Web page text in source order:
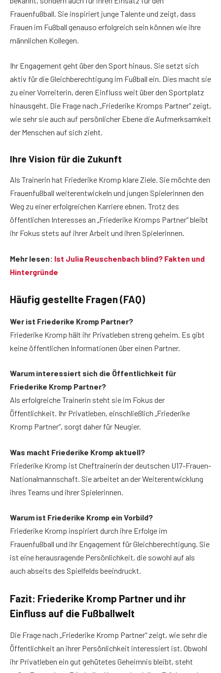
Frauenfußball. Sie inspiriert junge Talente und zeigt, dass
Frauen im Fußball genauso erfolgreich sein können wie ihre
männlichen Kollegen.
Ihr Engagement geht über den Sport hinaus. Sie setzt sich
aktiv für die Gleichberechtigung im Fußball ein. Dies macht sie
zu einer Vorreiterin, deren Einfluss weit über den Sportplatz
hinausgeht. Die Frage nach „Friederike Kromps Partner“ zeigt,
wie sehr sie auch auf persönlicher Ebene die Aufmerksamkeit
der Menschen auf sich zieht.
Ihre Vision für die Zukunft
Als Trainerin hat Friederike Kromp klare Ziele. Sie möchte den
Frauenfußball weiterentwickeln und jungen Spielerinnen den
Weg zu einer erfolgreichen Karriere ebnen. Trotz des
öffentlichen Interesses an „Friederike Kromps Partner“ bleibt
ihr Fokus stets auf ihrer Arbeit und ihren Spielerinnen.
Mehr lesen: Ist Julia Reuschenbach blind? Fakten und
Hintergründe
Häufig gestellte Fragen (FAQ)
Wer ist Friederike Kromp Partner?
Friederike Kromp hält ihr Privatleben streng geheim. Es gibt
keine öffentlichen Informationen über einen Partner.
Warum interessiert sich die Öffentlichkeit für
Friederike Kromp Partner?
Als erfolgreiche Trainerin steht sie im Fokus der
Öffentlichkeit. Ihr Privatleben, einschließlich „Friederike
Kromp Partner“, sorgt daher für Neugier.
Was macht Friederike Kromp aktuell?
Friederike Kromp ist Cheftrainerin der deutschen U17-Frauen-
Nationalmannschaft. Sie arbeitet an der Weiterentwicklung
ihres Teams und ihrer Spielerinnen.
Warum ist Friederike Kromp ein Vorbild?
Friederike Kromp inspiriert durch ihre Erfolge im
Frauenfußball und ihr Engagement für Gleichberechtigung. Sie
ist eine herausragende Persönlichkeit, die sowohl auf als
auch abseits des Spielfelds beeindruckt.
Fazit: Friederike Kromp Partner und ihr
Einfluss auf die Fußballwelt
Die Frage nach „Friederike Kromp Partner“ zeigt, wie sehr die
Öffentlichkeit an ihrer Persönlichkeit interessiert ist. Obwohl
ihr Privatleben ein gut gehütetes Geheimnis bleibt, steht